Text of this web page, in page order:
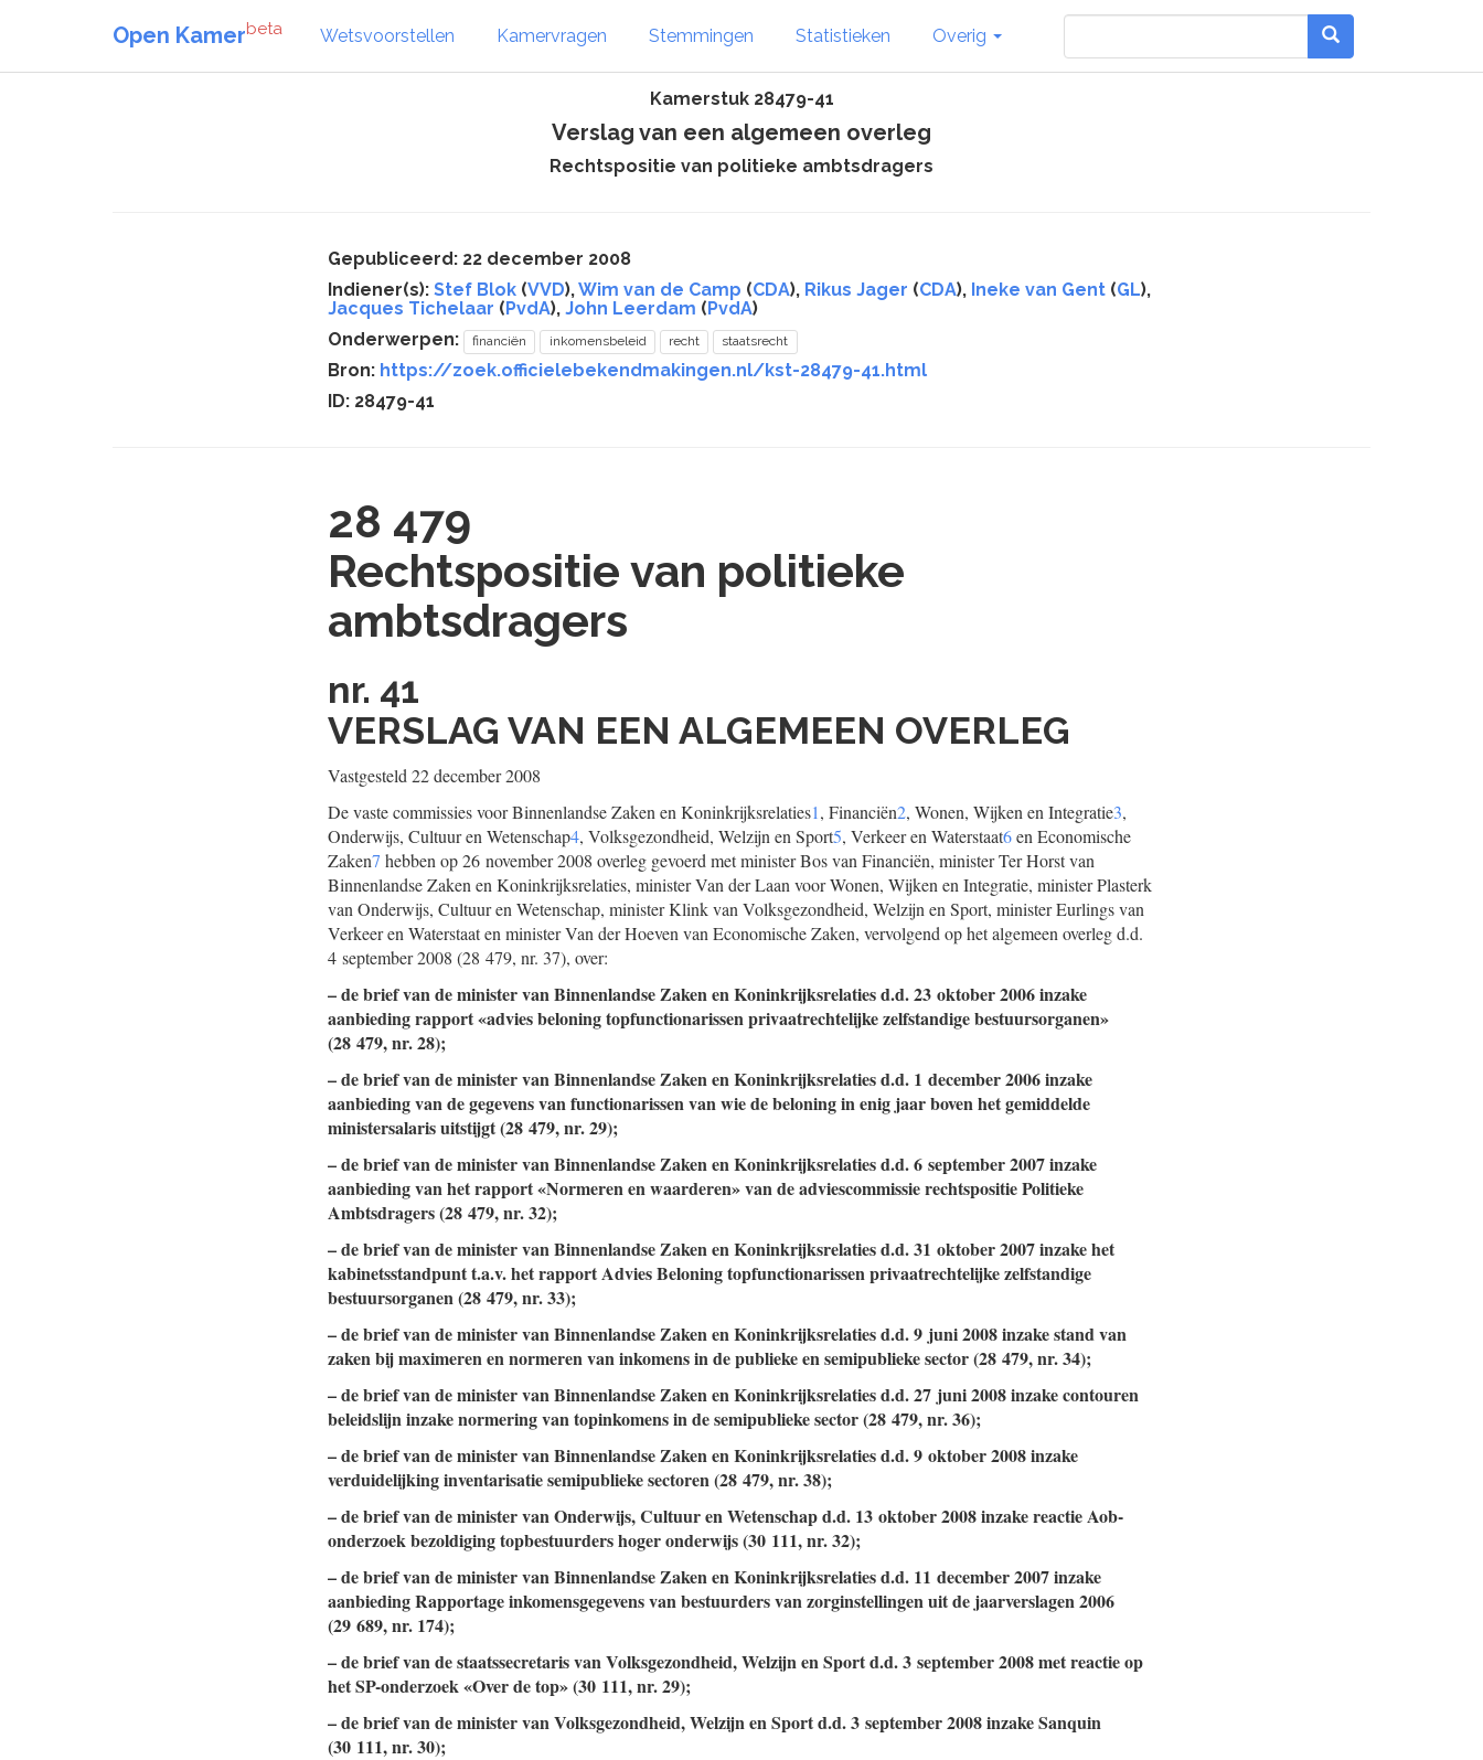
Open Kamerbeta Wetsvoorstellen Kamervragen Stemmingen Statistieken Overig
Kamerstuk 28479-41
Verslag van een algemeen overleg
Rechtspositie van politieke ambtsdragers
Gepubliceerd: 22 december 2008
Indiener(s): Stef Blok (VVD),Wim van de Camp (CDA), Rikus Jager (CDA), Ineke van Gent (GL),
Jacques Tichelaar (PvdA), John Leerdam (PvdA)
Onderwerpen:
financiën inkomensbeleid recht staatsrecht
Bron: https://zoek.officielebekendmakingen.nl/kst-28479-41.html
ID: 28479-41
28 479
Rechtspositie van politieke
ambtsdragers
nr. 41
VERSLAG VAN EEN ALGEMEEN OVERLEG
Vastgesteld 22 december 2008
De vaste commissies voor Binnenlandse Zaken en Koninkrijksrelaties1, Financiën2, Wonen, Wijken en Integratie3,
Onderwijs, Cultuur en Wetenschap4, Volksgezondheid, Welzijn en Sport5, Verkeer en Waterstaat6en Economische
Zaken7 hebben op 26 november 2008 overleg gevoerd met minister Bos van Financiën, minister Ter Horst van
Binnenlandse Zaken en Koninkrijksrelaties, minister Van der Laan voor Wonen, Wijken en Integratie, minister Plasterk
van Onderwijs, Cultuur en Wetenschap, minister Klink van Volksgezondheid, Welzijn en Sport, minister Eurlings van
Verkeer en Waterstaat en minister Van der Hoeven van Economische Zaken, vervolgend op het algemeen overleg d.d.
4 september 2008 (28 479, nr. 37), over:
– de brief van de minister van Binnenlandse Zaken en Koninkrijksrelaties d.d. 23 oktober 2006 inzake
aanbieding rapport «advies beloning topfunctionarissen privaatrechtelijke zelfstandige bestuursorganen»
(28 479, nr. 28);
– de brief van de minister van Binnenlandse Zaken en Koninkrijksrelaties d.d. 1 december 2006 inzake
aanbieding van de gegevens van functionarissen van wie de beloning in enig jaar boven het gemiddelde
ministersalaris uitstijgt (28 479, nr. 29);
– de brief van de minister van Binnenlandse Zaken en Koninkrijksrelaties d.d. 6 september 2007 inzake
aanbieding van het rapport «Normeren en waarderen» van de adviescommissie rechtspositie Politieke
Ambtsdragers (28 479, nr. 32);
– de brief van de minister van Binnenlandse Zaken en Koninkrijksrelaties d.d. 31 oktober 2007 inzake het
kabinetsstandpunt t.a.v. het rapport Advies Beloning topfunctionarissen privaatrechtelijke zelfstandige
bestuursorganen (28 479, nr. 33);
– de brief van de minister van Binnenlandse Zaken en Koninkrijksrelaties d.d. 9 juni 2008 inzake stand van
zaken bij maximeren en normeren van inkomens in de publieke en semipublieke sector (28 479, nr. 34);
– de brief van de minister van Binnenlandse Zaken en Koninkrijksrelaties d.d. 27 juni 2008 inzake contouren
beleidslijn inzake normering van topinkomens in de semipublieke sector (28 479, nr. 36);
– de brief van de minister van Binnenlandse Zaken en Koninkrijksrelaties d.d. 9 oktober 2008 inzake
verduidelijking inventarisatie semipublieke sectoren (28 479, nr. 38);
– de brief van de minister van Onderwijs, Cultuur en Wetenschap d.d. 13 oktober 2008 inzake reactie Aob-
onderzoek bezoldiging topbestuurders hoger onderwijs (30 111, nr. 32);
– de brief van de minister van Binnenlandse Zaken en Koninkrijksrelaties d.d. 11 december 2007 inzake
aanbieding Rapportage inkomensgegevens van bestuurders van zorginstellingen uit de jaarverslagen 2006
(29 689, nr. 174);
– de brief van de staatssecretaris van Volksgezondheid, Welzijn en Sport d.d. 3 september 2008 met reactie op
het SP-onderzoek «Over de top» (30 111, nr. 29);
– de brief van de minister van Volksgezondheid, Welzijn en Sport d.d. 3 september 2008 inzake Sanquin
(30 111, nr. 30);